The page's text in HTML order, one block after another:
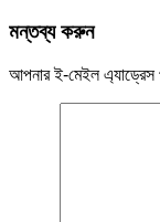
মন্তব্য করুন
আপনার ই-মেইল এ্যাড্রেস